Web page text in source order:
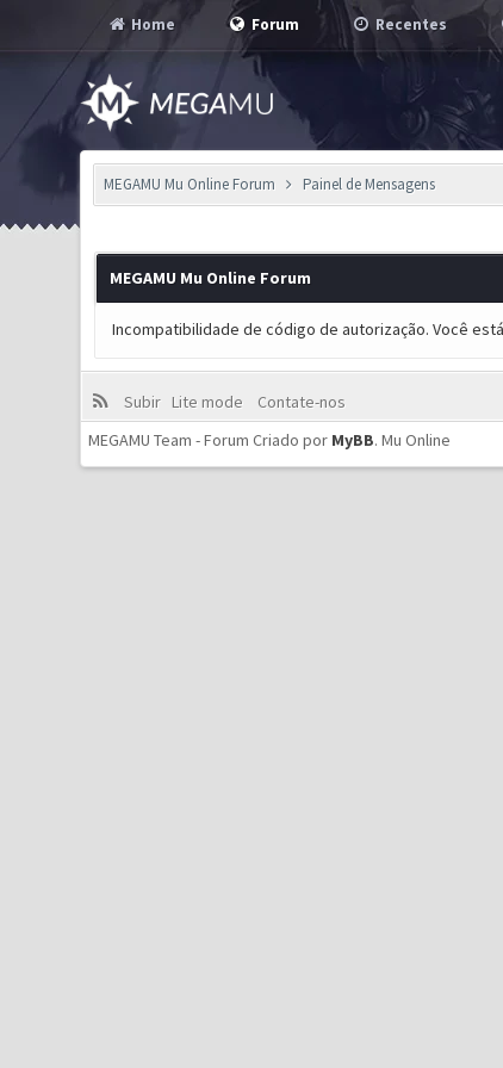
Home Forum Recentes
MEGAMU Mu Online Forum Painel de Mensagens
MEGAMU Mu Online Forum
Incompatibilidade de código de autorização. Você
Subir Lite mode
Contate-nos
MEGAMU Team - Forum Criado por MyBB.Mu Online